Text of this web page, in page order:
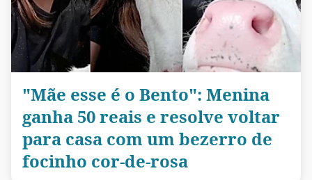
"Mãe esse é o Bento": Menina
ganha 50 reais e resolve voltar
para casa com um bezerro de
focinho cor-de-rosa